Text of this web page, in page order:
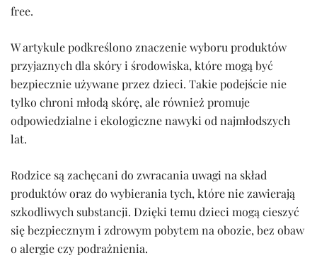
free.
W artykule podkreślono znaczenie wyboru produktów
przyjaznych dla skóry i środowiska, które mogą być
bezpiecznie używane przez dzieci. Takie podejście nie
tylko chroni młodą skórę, ale również promuje
odpowiedzialne i ekologiczne nawyki od najmłodszych
lat.
Rodzice są zachęcani do zwracania uwagi na skład
produktów oraz do wybierania tych, które nie zawierają
szkodliwych substancji. Dzięki temu dzieci mogą cieszyć
się bezpiecznym i zdrowym pobytem na obozie, bez obaw
o alergie czy podrażnienia.